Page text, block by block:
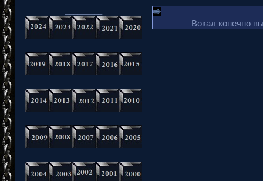
Вокал конечно